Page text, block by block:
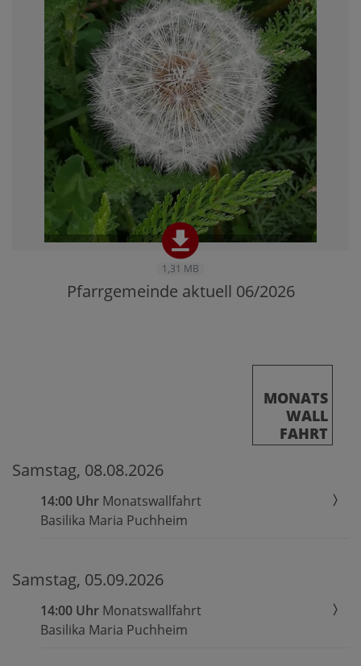
1,31 MB
Pfarrgemeinde aktuell 06/2026
MONATS
WALL
FAHRT
Samstag, 08.08.2026
14:00 Uhr Monatswallfahrt
Basilika Maria Puchheim
Samstag, 05.09.2026
14:00 Uhr Monatswallfahrt
Basilika Maria Puchheim